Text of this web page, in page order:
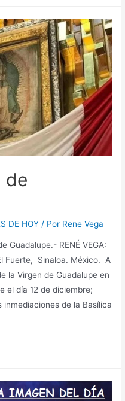
de
DE HOY / Por Rene Vega
Guadalupe.- RENÉ VEGA:
Fuerte, Sinaloa. México. A
la Virgen de Guadalupe en
el día 12 de diciembre;
inmediaciones de la Basílica